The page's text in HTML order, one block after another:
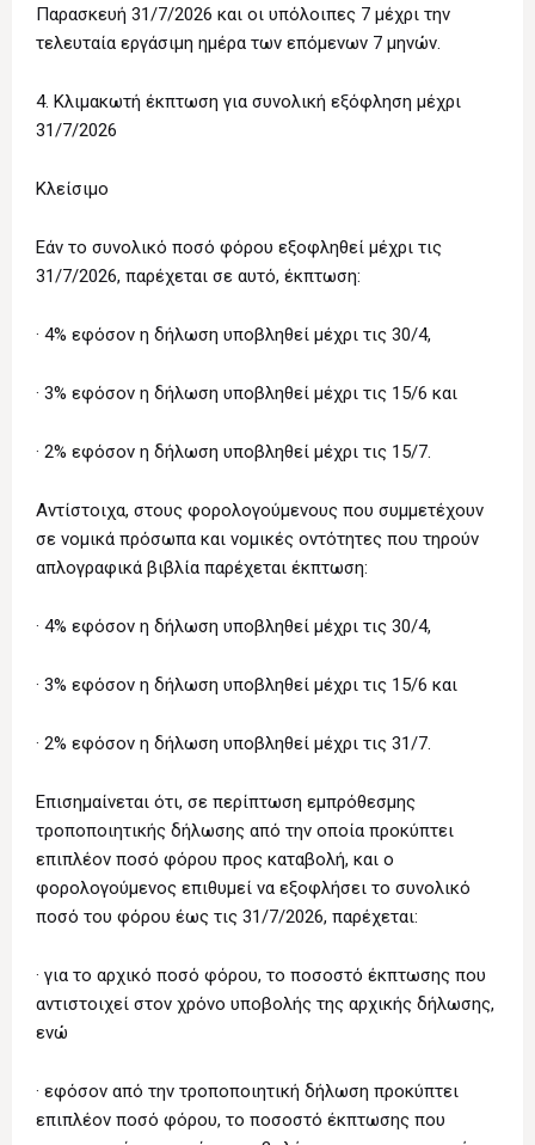
Παρασκευή 31/7/2026 και οι υπόλοιπες 7 μέχρι την
τελευταία εργάσιμη ημέρα των επόμενων 7 μηνών.
4. Κλιμακωτή έκπτωση για συνολική εξόφληση μέχρι
31/7/2026
Κλείσιμο
Εάν το συνολικό ποσό φόρου εξοφληθεί μέχρι τις
31/7/2026, παρέχεται σε αυτό, έκπτωση:
· 4% εφόσον η δήλωση υποβληθεί μέχρι τις 30/4,
· 3% εφόσον η δήλωση υποβληθεί μέχρι τις 15/6 και
· 2% εφόσον η δήλωση υποβληθεί μέχρι τις 15/7.
Αντίστοιχα, στους φορολογούμενους που συμμετέχουν
σε νομικά πρόσωπα και νομικές οντότητες που τηρούν
απλογραφικά βιβλία παρέχεται έκπτωση:
· 4% εφόσον η δήλωση υποβληθεί μέχρι τις 30/4,
· 3% εφόσον η δήλωση υποβληθεί μέχρι τις 15/6 και
· 2% εφόσον η δήλωση υποβληθεί μέχρι τις 31/7.
Επισημαίνεται ότι, σε περίπτωση εμπρόθεσμης
τροποποιητικής δήλωσης από την οποία προκύπτει
επιπλέον ποσό φόρου προς καταβολή, και ο
φορολογούμενος επιθυμεί να εξοφλήσει το συνολικό
ποσό του φόρου έως τις 31/7/2026, παρέχεται:
· για το αρχικό ποσό φόρου, το ποσοστό έκπτωσης που
αντιστοιχεί στον χρόνο υποβολής της αρχικής δήλωσης,
ενώ
· εφόσον από την τροποποιητική δήλωση προκύπτει
επιπλέον ποσό φόρου, το ποσοστό έκπτωσης που